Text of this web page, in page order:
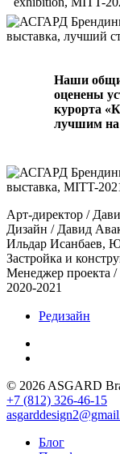
Наши
оценены
курорта
лучшим на
Арт-директор /
Дизайн / Давид
Ильдар Исанбаев,
Застройка и
Менеджер проекта
2020-2021
Редизайн
© 2026 ASGARD
+7 (812) 326-46-15
Блог